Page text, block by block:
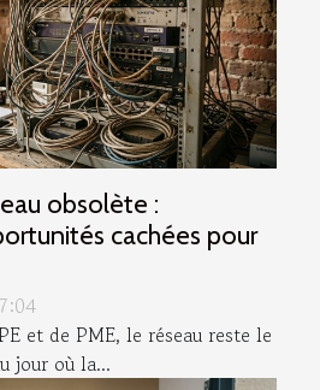
obsolète :
cachées pour
et de PME, le réseau reste le
jour où la...